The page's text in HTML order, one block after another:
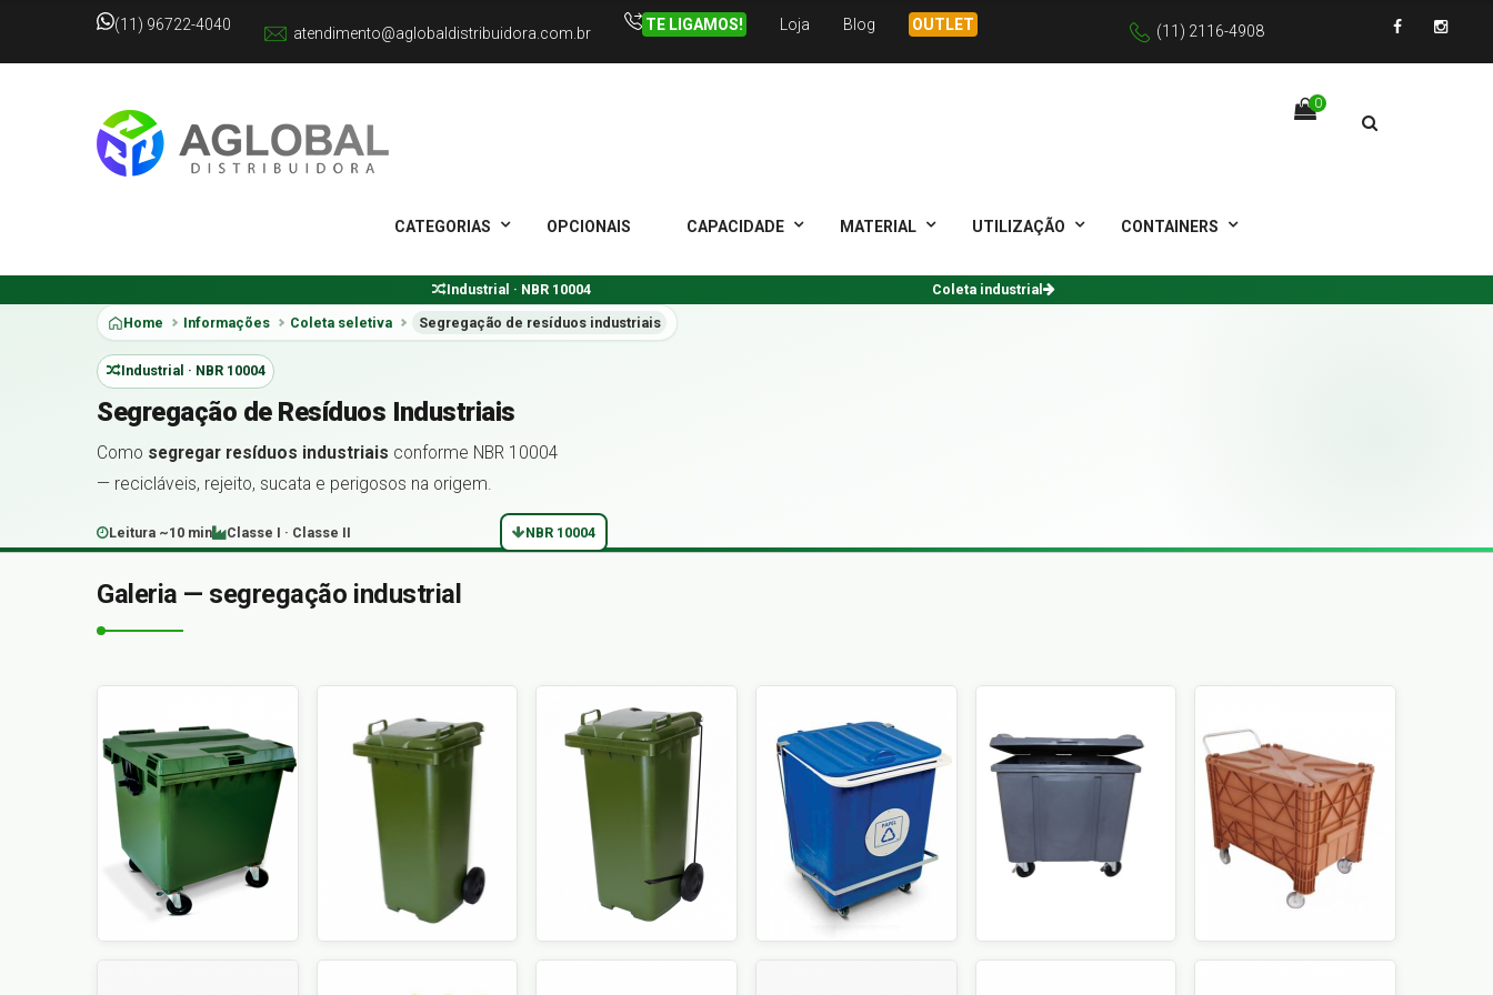
(11) 96722-4040 atendimento@aglobaldistribuidora.com.br TE LIGAMOS! Loja Blog OUTLET (11) 2116-4908
0
CATEGORIAS OPCIONAIS CAPACIDADE MATERIAL UTILIZAÇÃO CONTAINERS
Industrial · NBR 10004
Coleta industrial
Home
Informações Coleta seletiva Segregação de resíduos industriais
Industrial · NBR 10004
Segregação de Resíduos Industriais
Como segregar resíduos industriais conforme NBR 10004
— recicláveis, rejeito, sucata e perigosos na origem.
Leitura ~10 min Classe I · Classe II NBR 10004
Galeria — segregação industrial